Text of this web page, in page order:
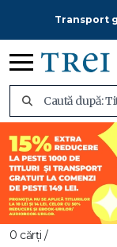
Transport
0 cărți /